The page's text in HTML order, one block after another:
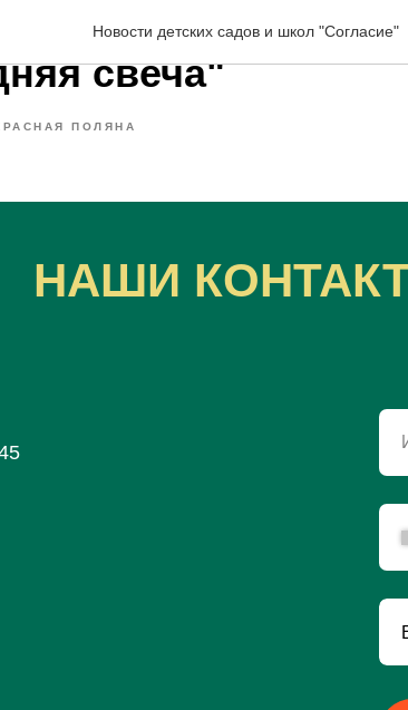
Новости детских садов и школ "Согласие"
световой
свеча"
ПОЛЯНА
НАШИ